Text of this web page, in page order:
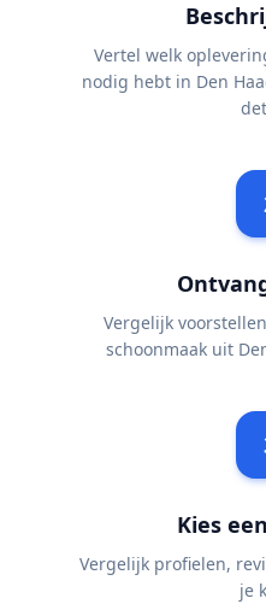
Vertel welk
nodig hebt in Den
Vergelijk
schoonmaak uit
Kies
Vergelijk profielen,
je